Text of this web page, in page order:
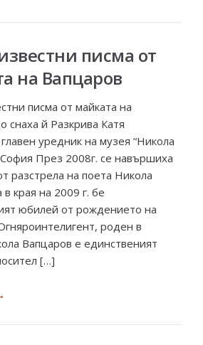
писма от
на Вапцаров
писма от майката на
снаха й Разкрива Катя
уредник на музея “Никола
През 2008г. се навършиха
разстрела на поета Никола
края на 2009 г. бе
юбилей от рождението на
роден в
Вапцаров е единственият
[…]